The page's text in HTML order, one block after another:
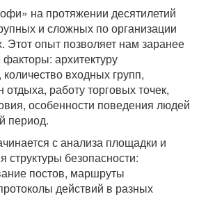
на протяжении десятилетий
и сложных по организации
Этот опыт позволяет нам заранее
факторы: архитектуру
количество входных групп,
отдыха, работу торговых точек,
особенности поведения людей
период.
с анализа площадки и
безопасности:
постов, маршруты
действий в разных